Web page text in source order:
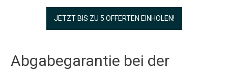
JETZT BIS ZU 5 OFFERTEN EINHOLEN!
Abgabegarantie bei der